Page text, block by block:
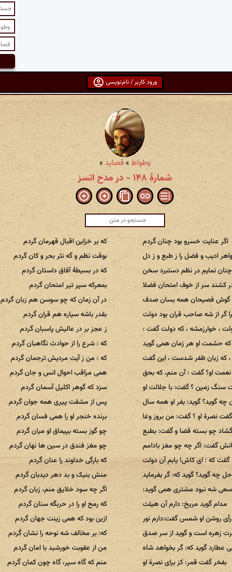
ورود کاربر / نام‌نویسی
وطواط »قصاید »
شمارهٔ ۱۴۸ - در مدح اتسز
اگر عنایت خسرو بود چنان گردم
که بر خزاین اقبال قهرمان گردم
ادیب و فضل را ز طبع و ز دل
بوقت نظم و گه نثر بحر و کان گردم
چنان نمایم در نظم دستبرد سخن
که در بسیطهٔ آفاق داستان گردم
کشند سر از خوف امتحان فضلا
بمعرکه سپر تیر امتحان گردم
گوش فصیحان همه بسان صدف
در آن زمان که چو سوسن هم زبان گردم
گر از شه صاحب قران بود دولت
بقدر باشه سیاره هم قران گردم
، خوارزمشه ، که دولت گفت :
ز عجز بر در عالیش پاسبان گردم
حشمت او هر زمان همی گوید
که : شرع را از حوادث نگاهبان گردم
که زبان ظفر شدست ، این گفت
که : من ز آیت مردیش ترجمان گردم
او؟ گفت : آن منم، که بحق
همی مراقب احوال انس و جان گردم
سنگ زمین ؟ گفت: با جلالت او
سزد که گوهر اکلیل آسمان گردم
چه گوید؟ گوید: بفر او همه سال
پس از مشقت پیری همه جوان گردم
نصرة او ؟ گفت: من بروز وغا
برنده خنجر او را همی فسان گردم
چو بسته قضا و گفت: بطبع
چو گوز بسته بپیماق او میان گردم
گفت: اگر چه چو مغز بادامم
چو مغز فندق در سین ها نهان گردم
که : ای کاش! یابم آن دولت
که بارگی خداوند را عنان گردم
چه گوید؟ گوید که: گر بفرماید
منش بنیک و بد دهر دیدبان گردم
شه نبود مشتری همی گوید:
اگر چه سود خلایق منم، زبان گردم
مدام گوید مریخ: دارم آن هیئت
که رمح او را در حربگه سنان گردم
روشن او شمس گفت:دارم نور
ازین بود که همی زینت جهان گردم
زهره است و گوید از سر صدق
که: بر مخالف شه نوحه را نشان گردم
عطارد گوید که: گر بخواهد شاه
من از عقوبت خورشید با امان گردم
بفخر گفت قمر: کز برای نصرة او
منم که گاه سپر، گاه چون کمان گردم